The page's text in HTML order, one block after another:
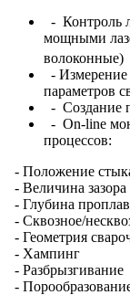
- Контроль
мощными
волоконные)
-
параметров
- Создание
- On-line
процессов:
- Положение
- Величина
- Глубина
- Сквозное/
- Геометрия
- Хампинг
- Разбрызгивание
-